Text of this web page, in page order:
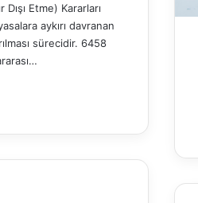
Etme) Kararları
aykırı davranan
sürecidir. 6458